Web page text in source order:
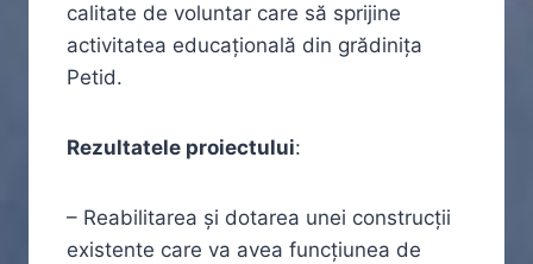
calitate de voluntar care să sprijine
activitatea educațională din grădinița
Petid.
Rezultatele proiectului:
– Reabilitarea și dotarea unei construcții
existente care va avea funcțiunea de